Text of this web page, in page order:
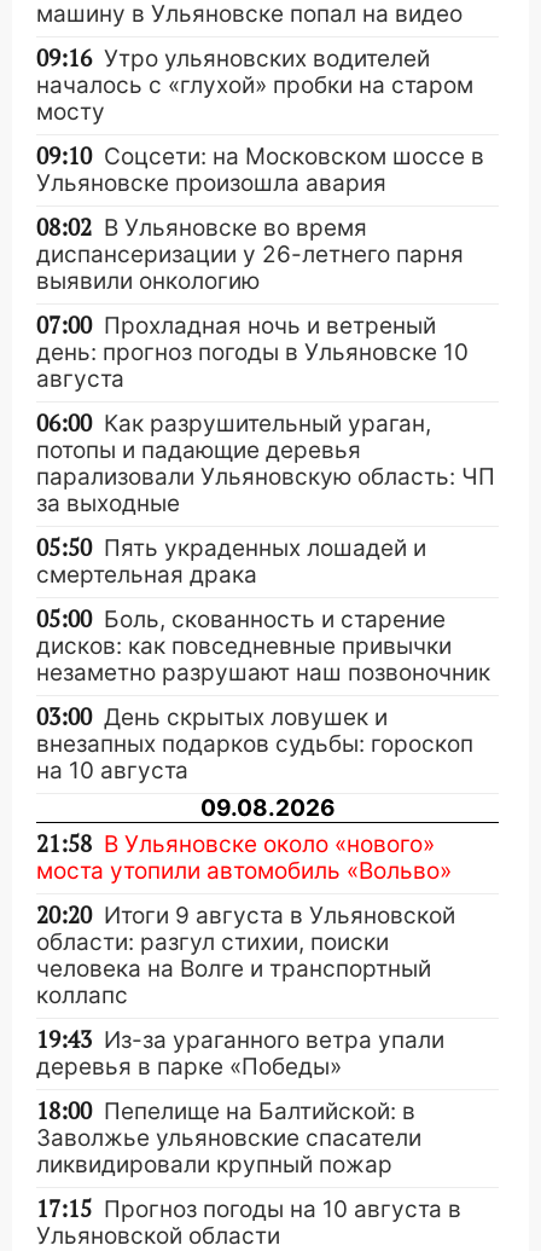
машину в Ульяновске попал на видео
09:16 Утро ульяновских водителей
началось с «глухой» пробки на старом
мосту
09:10 Соцсети: на Московском шоссе в
Ульяновске произошла авария
08:02 В Ульяновске во время
диспансеризации у 26-летнего парня
выявили онкологию
07:00 Прохладная ночь и ветреный
день: прогноз погоды в Ульяновске 10
августа
06:00 Как разрушительный ураган,
потопы и падающие деревья
парализовали Ульяновскую область: ЧП
за выходные
05:50 Пять украденных лошадей и
смертельная драка
05:00 Боль, скованность и старение
дисков: как повседневные привычки
незаметно разрушают наш позвоночник
03:00 День скрытых ловушек и
внезапных подарков судьбы: гороскоп
на 10 августа
09.08.2026
21:58 В Ульяновске около «нового»
моста утопили автомобиль «Вольво»
20:20 Итоги 9 августа в Ульяновской
области: разгул стихии, поиски
человека на Волге и транспортный
коллапс
19:43 Из-за ураганного ветра упали
деревья в парке «Победы»
18:00 Пепелище на Балтийской: в
Заволжье ульяновские спасатели
ликвидировали крупный пожар
17:15 Прогноз погоды на 10 августа в
Ульяновской области